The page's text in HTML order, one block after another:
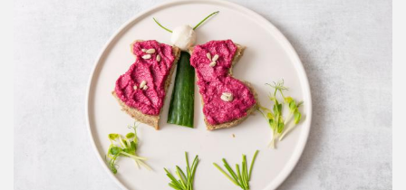
Dětské recepty